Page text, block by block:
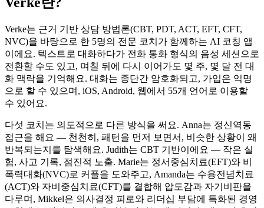
Verke는 근거 기반 상담 방법론(CBT, PDT, ACT, EFT, CFT,
NVC)을 바탕으로 한 5명의 전문 코치가 함께하는 AI 코칭 앱
이에요. 텍스트로 대화하다가 전화 통화 형식의 음성 세션으로
전환할 수도 있고, 며칠 뒤에 다시 이어가도 몇 주, 몇 달 전 대
화 맥락을 기억해요. 대화는 종단간 암호화되고, 가입은 익명
으로 할 수 있으며, iOS, Android, 웹에서 55개 언어로 이용할
수 있어요.
다섯 코치는 의도적으로 다른 방식을 써요. Anna는 정신역동
접근을 해요 — 천천히, 패턴을 먼저 보면서, 비슷한 상황이 왜
반복되는지를 탐색해요. Judith는 CBT 기반이에요 — 작은 실
험, 사고 기록, 점진적 노출. Marie는 정서중심치료(EFT)와 비
폭력대화(NVC)로 커플을 도와주고, Amanda는 수용전념치료
(ACT)와 자비중심치료(CFT)를 결합해 압도감과 자기비판을
다루며, Mikkel은 의사결정 피로와 리더십 부담에 특화된 경영